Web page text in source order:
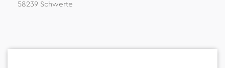
58239 Schwerte